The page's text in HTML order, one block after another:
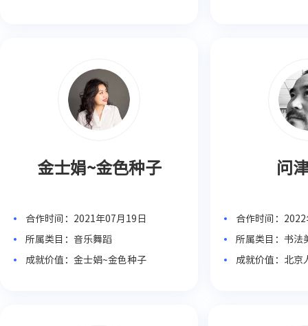
金士娟~金色种子
合作时间：2021年07月19日
所属类目：音乐舞蹈
成就价值：金士娟~金色种子
问
合作时间：
所属类目：书法
成就价值：北京